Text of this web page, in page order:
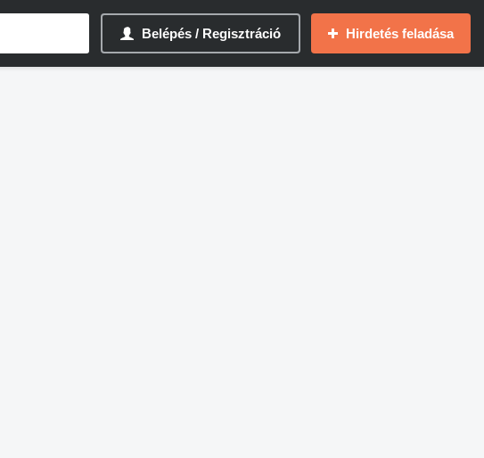
Belépés / Regisztráció Hirdetés feladása